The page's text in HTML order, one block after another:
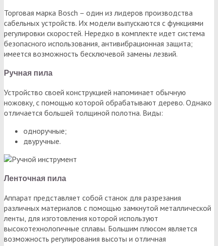
Торговая марка Bosch – один из лидеров производства
сабельных устройств. Их модели выпускаются с функциями
регулировки скоростей. Нередко в комплекте идет система
безопасного использования, антивибрационная защита;
имеется возможность бесключевой замены лезвий.
Ручная пила
Устройство своей конструкцией напоминает обычную
ножовку, с помощью которой обрабатывают дерево. Однако
отличается большей толщиной полотна. Виды:
одноручные;
двуручные.
Ленточная пила
Аппарат представляет собой станок для разрезания
различных материалов с помощью замкнутой металлической
ленты, для изготовления которой используют
высокотехнологичные сплавы. Большим плюсом является
возможность регулирования высоты и отличная